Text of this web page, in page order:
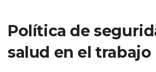
Política de
salud en el trabajo